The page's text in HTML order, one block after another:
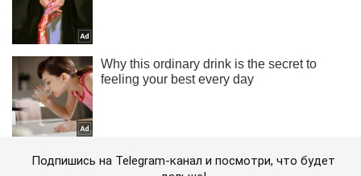
Подпишись на Telegram-канал и посмотри, что будет